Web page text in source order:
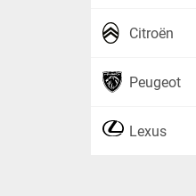
Citroën
Peugeot
Lexus